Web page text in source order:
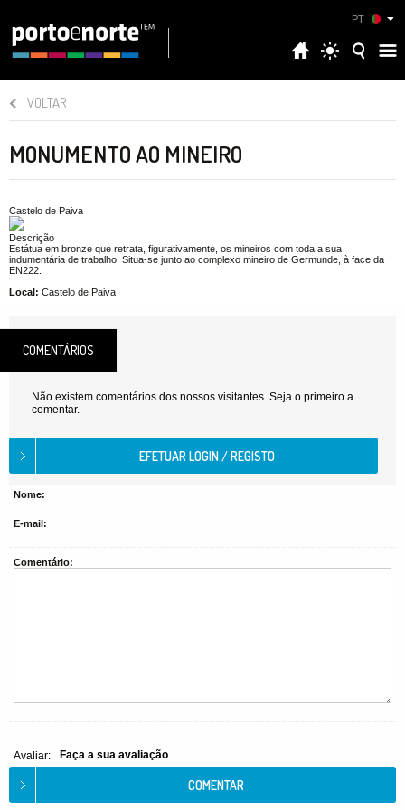
PT
VOLTAR
MONUMENTO AO MINEIRO
Castelo de Paiva
Descrição
Estátua em bronze que retrata, figurativamente, os mineiros com toda a sua
indumentária de trabalho. Situa-se junto ao complexo mineiro de Germunde, à face da
EN222.
Local: Castelo de Paiva
COMENTÁRIOS
Não existem comentários dos nossos visitantes. Seja o primeiro a
comentar.
Nome:
E-mail:
Comentário:
Avaliar: Faça a sua avaliação